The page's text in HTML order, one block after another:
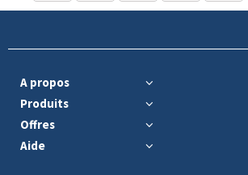
A propos
Produits
Offres
Aide